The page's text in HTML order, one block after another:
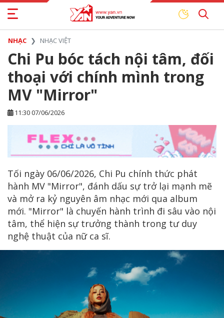
NHẠC NHẠC VIỆT
Chi Pu bóc tách nội tâm, đối
thoại với chính mình trong
MV "Mirror"
11:30 07/06/2026
Tối ngày 06/06/2026, Chi Pu chính thức phát
hành MV "Mirror", đánh dấu sự trở lại mạnh mẽ
và mở ra kỷ nguyên âm nhạc mới qua album
mới. "Mirror" là chuyến hành trình đi sâu vào nội
tâm, thể hiện sự trưởng thành trong tư duy
nghệ thuật của nữ ca sĩ.